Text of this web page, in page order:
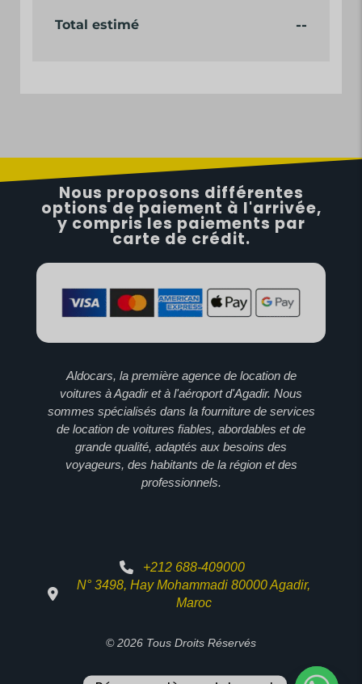
Total estimé --
Nous proposons différentes
options de paiement à l'arrivée,
y compris les paiements par
carte de crédit.
Aldocars, la première agence de location de
voitures à Agadir et à l'aéroport d'Agadir. Nous
sommes spécialisés dans la fourniture de services
de location de voitures fiables, abordables et de
grande qualité, adaptés aux besoins des
voyageurs, des habitants de la région et des
professionnels.
+212 688-409000
N° 3498, Hay Mohammadi 80000 Agadir,
Maroc
© 2026 Tous Droits Réservés